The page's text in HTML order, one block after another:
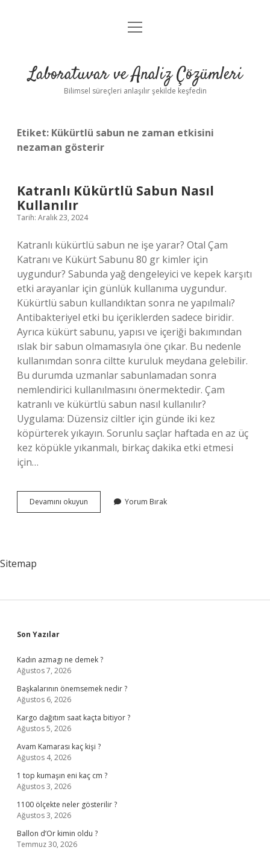
Anasayfa
Yasal Uyarı
menüyü
Laboratuvar ve Analiz Çözümleri
Bilimsel süreçleri anlaşılır şekilde keşfedin
Etiket: Kükürtlü sabun ne zaman etkisini
nezaman gösterir
Katranlı Kükürtlü Sabun Nasıl
Kullanılır
Tarih: Aralık 23, 2024
Katranlı kükürtlü sabun ne işe yarar? Otal Çam
Katranı ve Kükürt Sabunu 80 gr kimler için
uygundur? Sabunda yağ dengeleyici ve kepek karşıtı
etki arayanlar için günlük kullanıma uygundur.
Kükürtlü sabun kullandıktan sonra ne yapılmalı?
Antibakteriyel etki bu içeriklerden sadece biridir.
Ayrıca kükürt sabunu, yapısı ve içeriği bakımından
ıslak bir sabun olmamasıyla öne çıkar. Bu nedenle
kullanımdan sonra ciltte kuruluk meydana gelebilir.
Bu durumda uzmanlar sabunlamadan sonra
nemlendirici kullanılmasını önermektedir. Çam
katranlı ve kükürtlü sabun nasıl kullanılır?
Uygulama: Düzensiz ciltler için günde iki kez
köpürterek yıkayın. Sorunlu saçlar haftada en az üç
kez köpükle yıkanmalı, birkaç dakika etki etmesi
için…
Devamını okuyun
Kükürtlü
Yorum Bırak
Sitemap
Sidebar
Son Yazılar
Kadın azmagı ne demek ?
Ağustos 7, 2026
Başkalarının önemsemek nedir ?
Ağustos 6, 2026
Kargo dağıtım saat kaçta bitiyor ?
Ağustos 5, 2026
Avam Kamarası kaç kişi ?
Ağustos 4, 2026
1 top kumaşın eni kaç cm ?
Ağustos 3, 2026
1100 ölçekte neler gösterilir ?
Ağustos 3, 2026
Ballon d’Or kimin oldu ?
Temmuz 30, 2026